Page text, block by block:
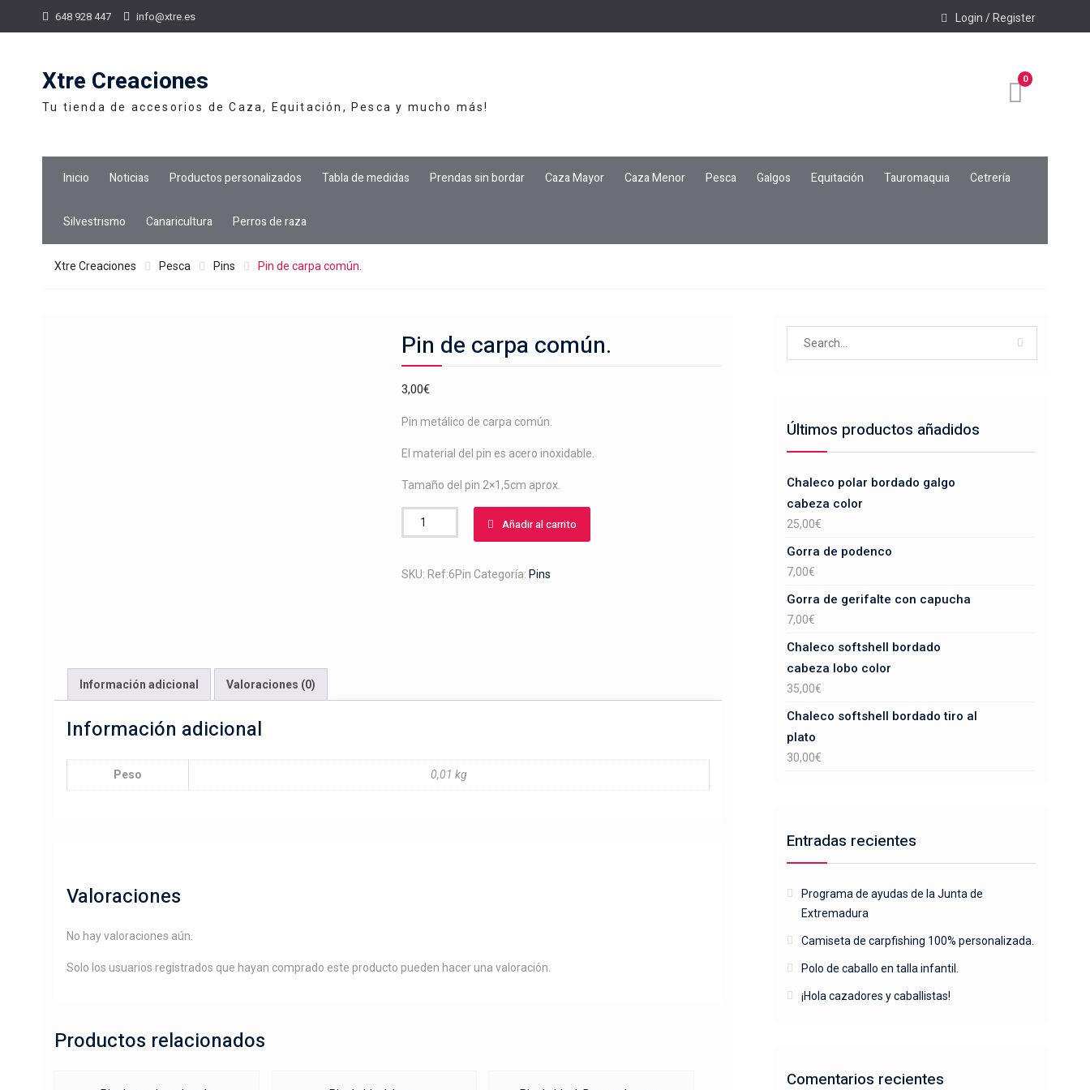
648 928 447 info@xtre.es Login / Register
Xtre Creaciones
Tu tienda de accesorios de Caza, Equitación, Pesca y mucho más!
0
Inicio Noticias Productos personalizados Tabla de medidas Prendas sin bordar Caza Mayor Caza Menor Pesca Galgos Equitación Tauromaquia Cetrería
Silvestrismo Canaricultura Perros de raza
Xtre Creaciones Pesca Pins Pin de carpa común.
Pin de carpa común.
3,00€
Pin metálico de carpa común.
El material del pin es acero inoxidable.
Tamaño del pin 2×1,5cm aprox.
de
común.
Añadir al carrito
SKU: Ref:6Pin Categoría: Pins
Información adicional Valoraciones (0)
Información adicional
Peso 0,01 kg
Valoraciones
No hay valoraciones aún.
Solo los usuarios registrados que hayan comprado este producto pueden hacer una valoración.
Productos relacionados
Últimos productos añadidos
Chaleco polar bordado galgo
cabeza color
25,00€
Gorra de podenco
7,00€
Gorra de gerifalte con capucha
7,00€
Chaleco softshell bordado
cabeza lobo color
35,00€
Chaleco softshell bordado tiro al
plato
30,00€
Entradas recientes
Programa de ayudas de la Junta de
Extremadura
Camiseta de carpfishing 100% personalizada.
Polo de caballo en talla infantil.
¡Hola cazadores y caballistas!
Comentarios recientes